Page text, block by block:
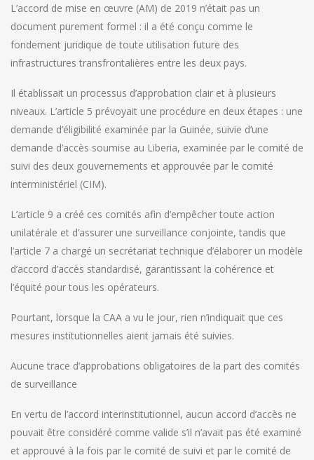
L’accord de mise en œuvre (AM) de 2019 n’était pas un
document purement formel : il a été conçu comme le
fondement juridique de toute utilisation future des
infrastructures transfrontalières entre les deux pays.
Il établissait un processus d’approbation clair et à plusieurs
niveaux. L’article 5 prévoyait une procédure en deux étapes : une
demande d’éligibilité examinée par la Guinée, suivie d’une
demande d’accès soumise au Liberia, examinée par le comité de
suivi des deux gouvernements et approuvée par le comité
interministériel (CIM).
L’article 9 a créé ces comités afin d’empêcher toute action
unilatérale et d’assurer une surveillance conjointe, tandis que
l’article 7 a chargé un secrétariat technique d’élaborer un modèle
d’accord d’accès standardisé, garantissant la cohérence et
l’équité pour tous les opérateurs.
Pourtant, lorsque la CAA a vu le jour, rien n’indiquait que ces
mesures institutionnelles aient jamais été suivies.
Aucune trace d’approbations obligatoires de la part des comités
de surveillance
En vertu de l’accord interinstitutionnel, aucun accord d’accès ne
pouvait être considéré comme valide s’il n’avait pas été examiné
et approuvé à la fois par le comité de suivi et par le comité de